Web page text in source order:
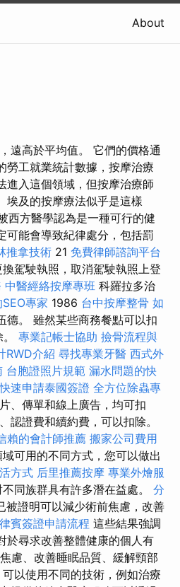
About
遠高於平均值。 它們的價格通
勞工就業統計數據，按摩治療
入這個領域，但按摩治療師
埃及的按摩療法似乎是這樣
西方醫學認為是一種可行的健
可能會導致紀律處分，包括罰
推拿技術 21 免費律師諮詢平台
駕駛執照，取消駕駛執照上登
中醫經絡按摩專班 科羅拉多治
專家 1986 台中按摩整骨 如
德。 雖然某些商務餐點可以扣
專業記帳士協助 撿骨流程與
RWD介紹 尋找專業牙醫 西式外
台胞證照片規範 漏水問題的快
快速申請泰國簽證 全方位除蟲專
、傳單和線上廣告，均可扣
認證費和續約費，可以扣除。
賴的會計師推薦 搬家公司費用
可用的不同方式，您可以做出
方式 后里推薦按摩 專業外燴服
同族群具有許多潛在益處。 分
被證明可以減少術前焦慮，改善
賓簽證申請流程 這些結果強調
於尋求改善整體健康的個人有
慮、改善睡眠品質、緩解頸部
以使用不同的技術，例如治療